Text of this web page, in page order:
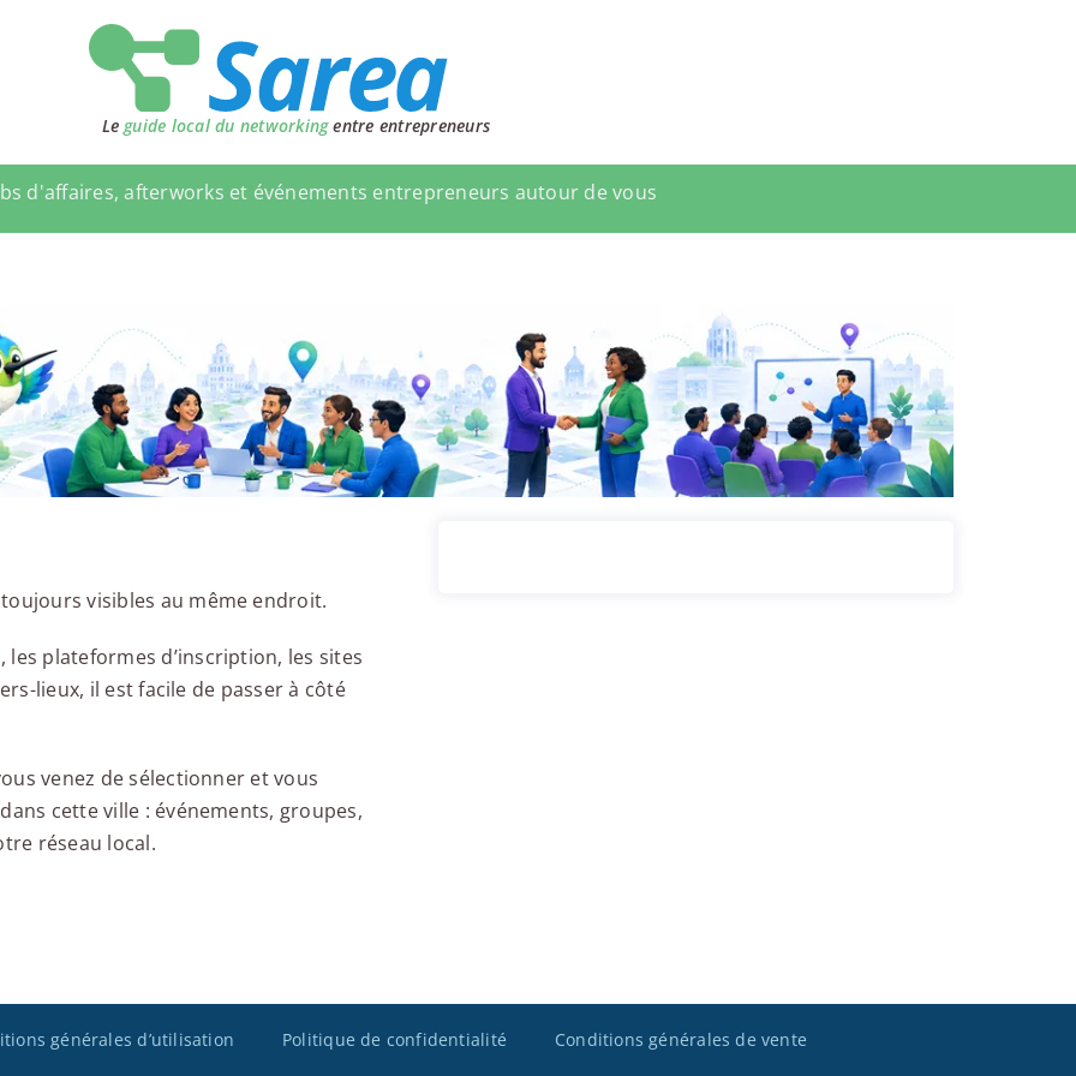
Le guide local du networkingentre entrepreneurs
d'affaires, afterworks et événements entrepreneurs autour de vous
visibles au même endroit.
plateformes d’inscription, les sites
lieux, il est facile de passer à côté
venez de sélectionner et vous
cette ville : événements, groupes,
réseau local.
générales d’utilisation Politique de confidentialité Conditions générales de vente